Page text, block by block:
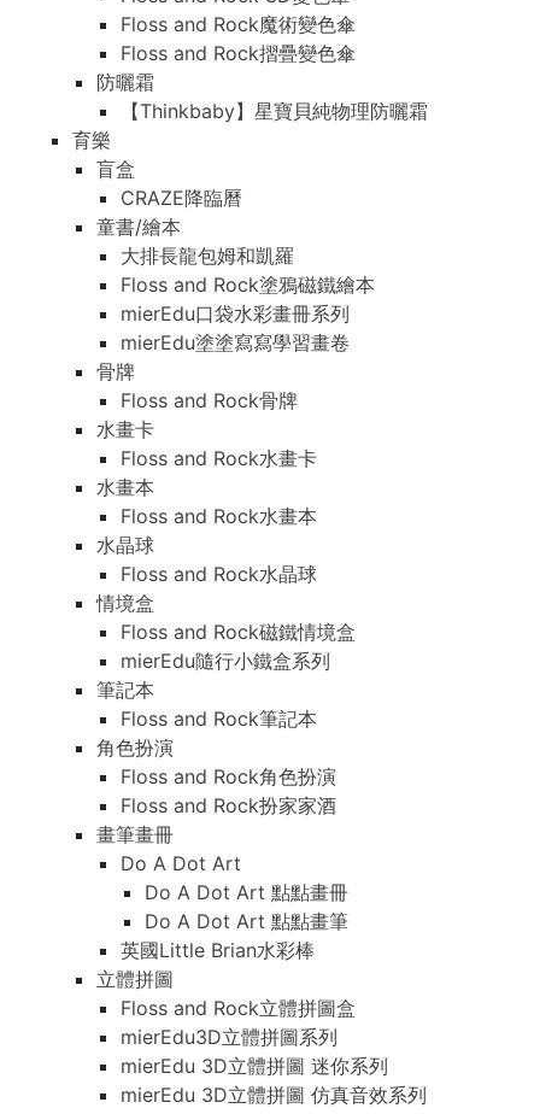
Floss and Rock魔術變色傘
Floss and Rock摺疊變色傘
防曬霜
【Thinkbaby】星寶貝純物理防曬霜
育樂
盲盒
CRAZE降臨曆
童書/繪本
大排長龍包姆和凱羅
Floss and Rock塗鴉磁鐵繪本
mierEdu口袋水彩畫冊系列
mierEdu塗塗寫寫學習畫卷
骨牌
Floss and Rock骨牌
水畫卡
Floss and Rock水畫卡
水畫本
Floss and Rock水畫本
水晶球
Floss and Rock水晶球
情境盒
Floss and Rock磁鐵情境盒
mierEdu隨行小鐵盒系列
筆記本
Floss and Rock筆記本
角色扮演
Floss and Rock角色扮演
Floss and Rock扮家家酒
畫筆畫冊
Do A Dot Art
Do A Dot Art 點點畫冊
Do A Dot Art 點點畫筆
英國Little Brian水彩棒
立體拼圖
Floss and Rock立體拼圖盒
mierEdu3D立體拼圖系列
mierEdu 3D立體拼圖 迷你系列
mierEdu 3D立體拼圖 仿真音效系列